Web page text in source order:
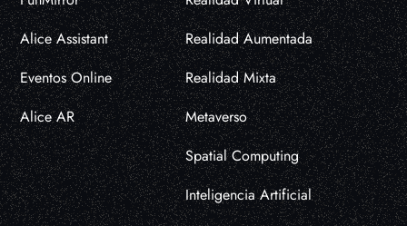
Alice Assistant
Eventos Online
Alice AR
Realidad Aumentada
Realidad Mixta
Metaverso
Spatial Computing
Inteligencia Artificial